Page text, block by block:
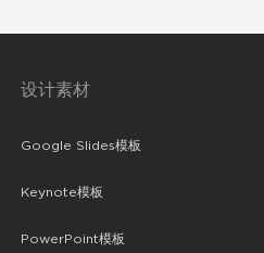
设计素材
Google Slides模板
Keynote模板
PowerPoint模板